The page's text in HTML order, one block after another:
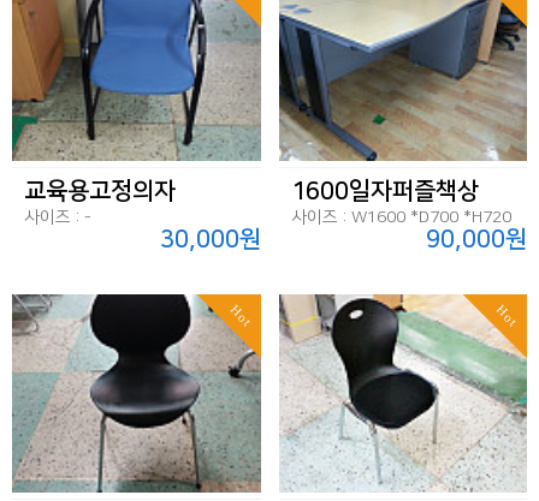
교육용고정의자
사이즈 : -
30,000원
1600일자퍼즐책상
사이즈 : W1600 *D700 *H720
90,000원
Hot Hot